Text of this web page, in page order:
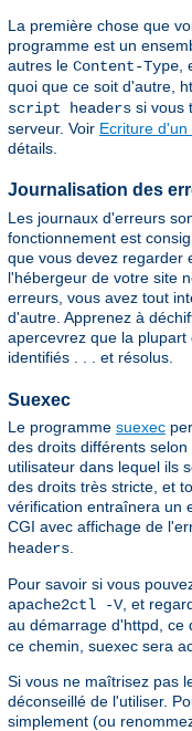
La première chose que
programme est un
autres le Content-Type
quoi que ce soit d'autre,
script headers si vous
serveur. Voir Ecriture
détails.
Journalisation des
Les journaux d'erreurs
fonctionnement est
que vous devez regarder
l'hébergeur de votre site
erreurs, vous avez tout
d'autre. Apprenez à
apercevrez que la
identifiés . . . et résolus.
Suexec
Le programme suexec
des droits différents
utilisateur dans lequel ils
des droits très stricte, et
vérification entraînera un
CGI avec affichage de
headers
Pour savoir si vous
apache2ctl -V, et
au démarrage d'httpd, ce
ce chemin, suexec sera
Si vous ne maîtrisez pas
déconseillé de l'utiliser.
simplement (ou